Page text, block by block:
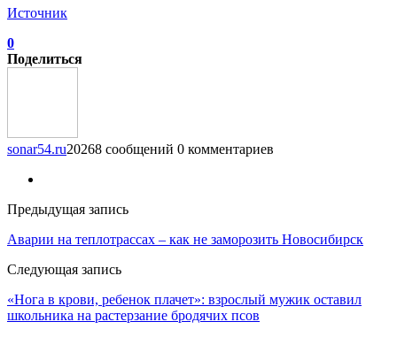
Источник
0
Поделиться
sonar54.ru20268 сообщений 0 комментариев
Предыдущая запись
Аварии на теплотрассах – как не заморозить Новосибирск
Следующая запись
«Нога в крови, ребенок плачет»: взрослый мужик оставил
школьника на растерзание бродячих псов